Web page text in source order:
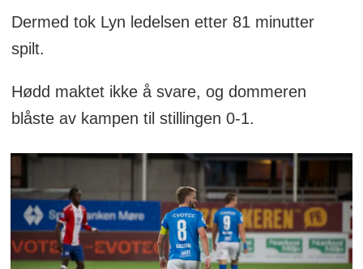
Dermed tok Lyn ledelsen etter 81 minutter
spilt.
Hødd maktet ikke å svare, og dommeren
blåste av kampen til stillingen 0-1.